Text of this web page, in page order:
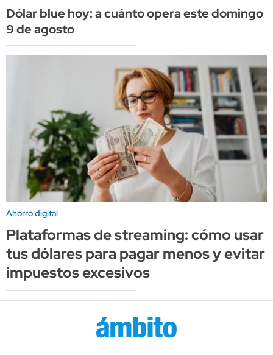
Dólar blue hoy: a cuánto opera este domingo
9 de agosto
Ahorro digital
Plataformas de streaming: cómo usar
tus dólares para pagar menos y evitar
impuestos excesivos